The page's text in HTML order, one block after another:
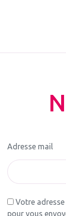
Adresse mail
Votre
pour vous